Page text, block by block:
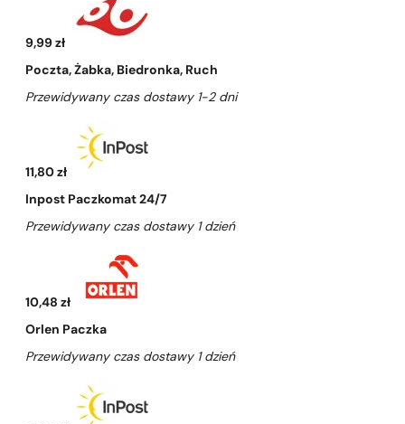
9,99 zł
Poczta, Żabka, Biedronka, Ruch
Przewidywany czas dostawy 1-2 dni
11,80 zł
Inpost Paczkomat 24/7
Przewidywany czas dostawy 1 dzień
10,48 zł
Orlen Paczka
Przewidywany czas dostawy 1 dzień